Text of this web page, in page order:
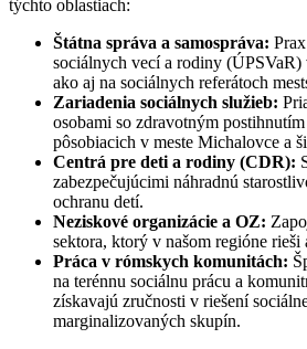
týchto oblastiach:
Štátna správa a samospráva:
sociálnych vecí a rodiny
ako aj na sociálnych referátoch
Zariadenia sociálnych služieb:
osobami so zdravotným
pôsobiacich v meste Michalovce a
Centrá pre deti a rodiny (CDR):
zabezpečujúcimi náhradnú
ochranu detí.
Neziskové organizácie a OZ:
sektora, ktorý v našom regióne
Práca v rómskych komunitách:
na terénnu sociálnu prácu a
získavajú zručnosti v riešení
marginalizovaných skupín.